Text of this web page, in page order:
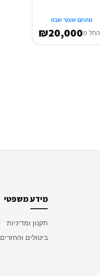
מתחם שומר שבת
החל מ₪20,000
מידע משפטי
תקנון ומדיניות
ביטולים והחזרים